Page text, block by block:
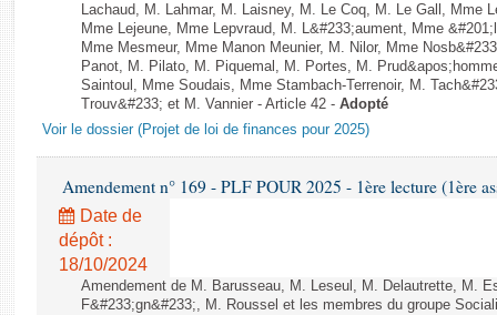
Rapports sur l'application des lois
Baromètre de l’application des lois
Dossiers législatifs
Budget et sécurité sociale
Comptes rendus des débats
Lachaud, M. Lahmar, M. Laisney, M. Le Coq, M. Le Gall, Mme
Mme Lejeune, Mme Lepvraud, M. L&#233;aument, Mme
Mme Mesmeur, Mme Manon Meunier, M. Nilor, Mme
Panot, M. Pilato, M. Piquemal, M. Portes, M.
Saintoul, Mme Soudais, Mme Stambach-Terrenoir, M.
Trouv&#233; et M. Vannier - Article 42 - Adopté
Voir le dossier (Projet de loi de finances pour 2025)
Amendement n° 169 - PLF POUR 2025 - 1ère lecture (1ère
Date de
dépôt :
18/10/2024
Amendement de M. Barusseau, M. Leseul, M. Delautrette, M.
F&#233;gn&#233;, M. Roussel et les membres du groupe